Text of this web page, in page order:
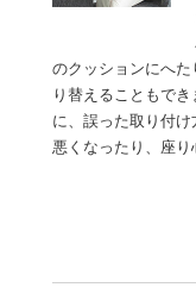
のクッションにへ
り替えることもで
に、誤った取り付
悪くなったり、座